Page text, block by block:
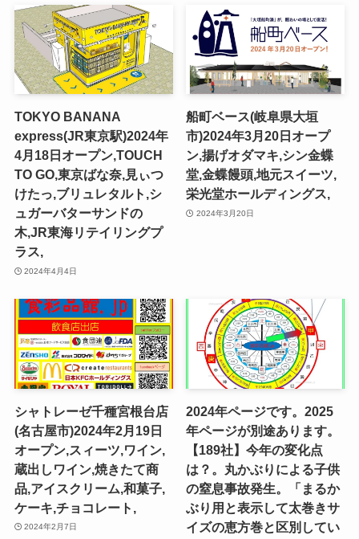
TOKYO BANANA
express(JR東京駅)2024年
4月18日オープン,TOUCH
TO GO,東京ばな奈,見ぃつ
けたっ,ブリュレタルト,シ
ュガーバターサンドの
木,JR東海リテイリングプ
ラス,
2024年4月4日
船町ベース(岐阜県大垣
市)2024年3月20日オープ
ン,揚げオダマキ,シン金蝶
堂,金蝶饅頭,地元スイーツ,
栄光堂ホールディングス,
2024年3月20日
シャトレーゼ千種宮根台店
(名古屋市)2024年2月19日
オープン,スィーツ,ワイン,
蔵出しワイン,焼きたて商
品,アイスクリーム,和菓子,
ケーキ,チョコレート,
2024年2月7日
2024年ページです。2025
年ページが別途あります。
【189社】今年の変化点
は？。丸かぶりによる子供
の窒息事故発生。「まるか
ぶり用と表示して太巻きサ
イズの恵方巻と区別してい